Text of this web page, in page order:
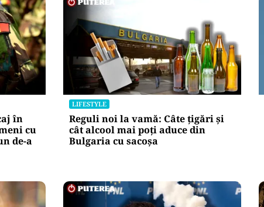
în
cu
de-a
LIFESTYLE
Reguli noi la vamă: Câte țigări și
cât alcool mai poți aduce din
Bulgaria cu sacoșa